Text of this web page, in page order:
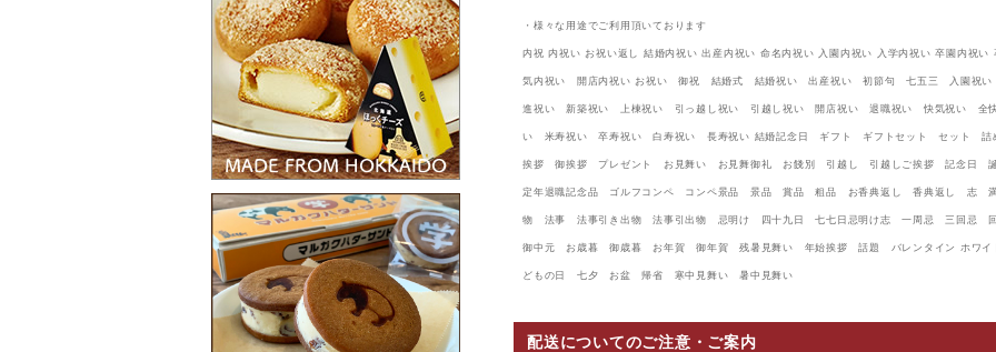
・様々な用途でご利用頂いております
内祝 内祝い お祝い返し 結婚内祝い 出産内祝い 命名内祝い 入園内祝い 入学内祝い 卒園内
気内祝い 開店内祝い お祝い 御祝 結婚式 結婚祝い 出産祝い 初節句 七五三 入園祝
進祝い 新築祝い 上棟祝い 引っ越し祝い 引越し祝い 開店祝い 退職祝い 快気祝い 全
い 米寿祝い 卒寿祝い 白寿祝い 長寿祝い 結婚記念日 ギフト ギフトセット セット
挨拶 御挨拶 プレゼント お見舞い お見舞御礼 お餞別 引越し 引越しご挨拶 記念日
定年退職記念品 ゴルフコンペ コンペ景品 景品 賞品 粗品 お香典返し 香典返し 志
物 法事 法事引き出物 法事引出物 忌明け 四十九日 七七日忌明け志 一周忌 三回
御中元 お歳暮 御歳暮 お年賀 御年賀 残暑見舞い 年始挨拶 話題 バレンタイン ホワイ
どもの日 七夕 お盆 帰省 寒中見舞い 暑中見舞い
配送についてのご注意・ご案内